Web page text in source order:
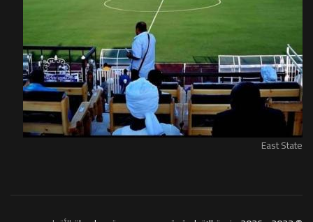
East State